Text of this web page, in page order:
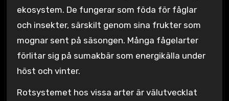
ekosystem. De fungerar som föda för fåglar
och insekter, särskilt genom sina frukter som
mognar sent på säsongen. Många fågelarter
förlitar sig på sumakbär som energikälla under
höst och vinter.
Rotsystemet hos vissa arter är välutvecklat